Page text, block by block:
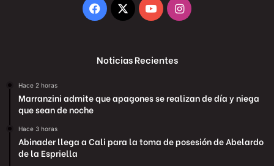
Facebook
X YouTubeInstagram
Noticias Recientes
Hace 2 horas
Marranzini admite que apagones se realizan de día y niega
que sean de noche
Hace 3 horas
Abinader llega a Cali para la toma de posesión de Abelardo
de la Espriella